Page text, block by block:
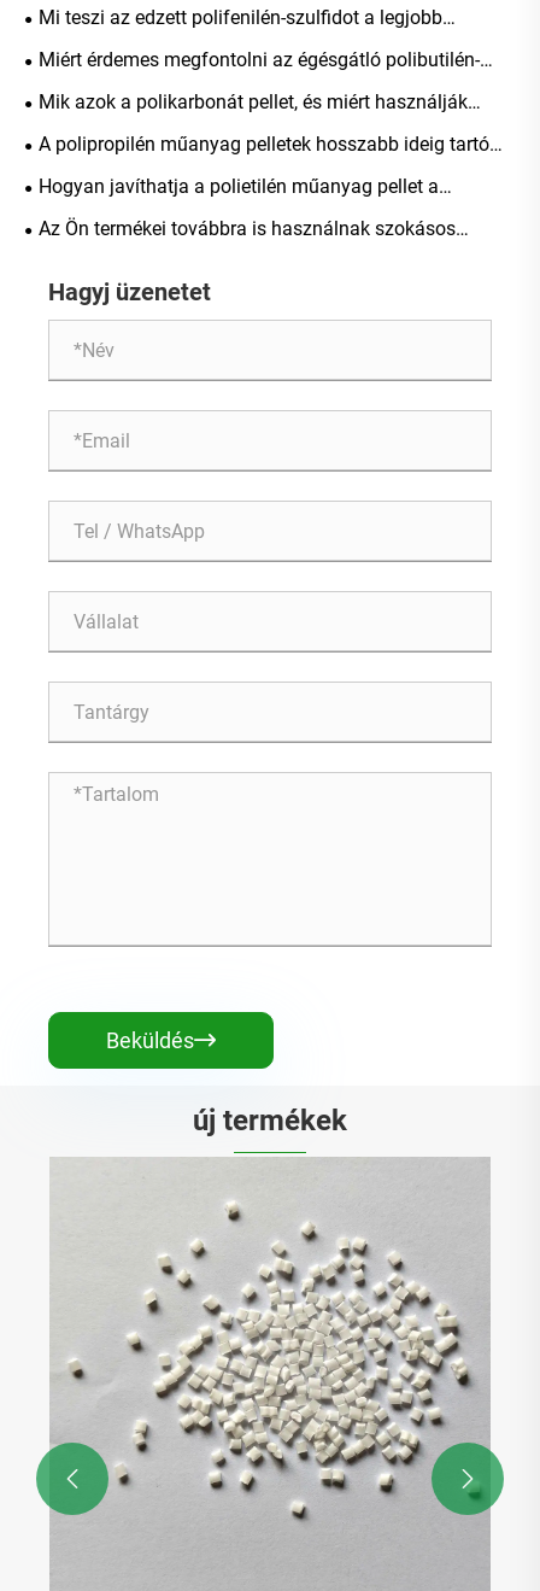
Mi teszi az edzett polifenilén-szulfidot a legjobb
anyaggá a nagy teljesítményű alkalmazásokhoz
Miért érdemes megfontolni az égésgátló polibutilén-
tereftalát használatát ipari alkalmazásokhoz?
Mik azok a polikarbonát pellet, és miért használják
olyan széles körben az iparágakban?
A polipropilén műanyag pelletek hosszabb ideig tartó
tárolás után lesznek -e?
Hogyan javíthatja a polietilén műanyag pellet a
műanyag termékek teljesítményét
Az Ön termékei továbbra is használnak szokásos
Hagyj üzenetet
Beküldés
új termékek
 